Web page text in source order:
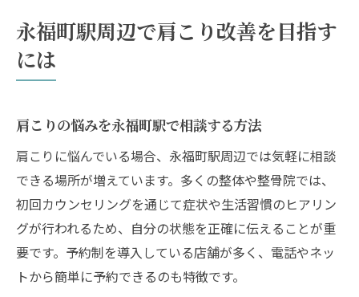
用術
永福町駅で受けられる肩こり根本対策施術
の選択肢
肩こり根本改善に有効な永福町の整体アプ
ローチ
肩こりの原因別に合った根本対策を永福町
永福町駅周辺で肩こり改善を目指す
には
肩こりの悩みを永福町駅で相談する方法
肩こりに悩んでいる場合、永福町駅周辺では気軽に相談
できる場所が増えています。多くの整体や整骨院では、
初回カウンセリングを通じて症状や生活習慣のヒアリン
グが行われるため、自分の状態を正確に伝えることが重
要です。予約制を導入している店舗が多く、電話やネッ
トから簡単に予約できるのも特徴です。